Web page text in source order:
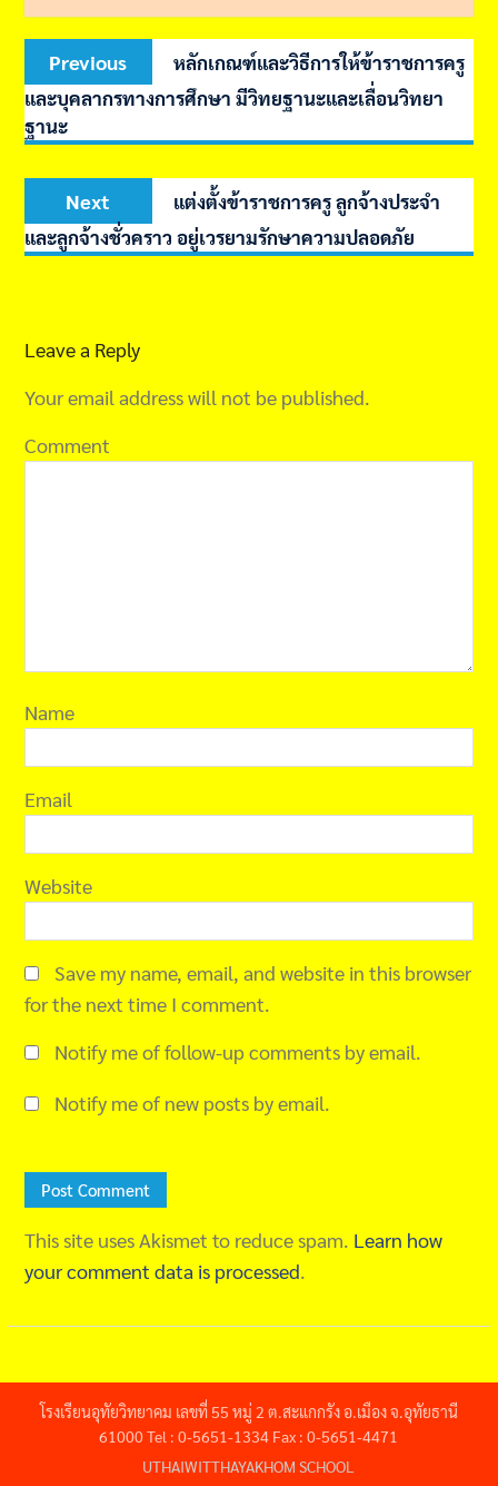
Post
navigation
Previous
Previous
post:
หลักเกณฑ์และวิธีการให้ข้าราชการครู
และบุคลากรทางการศึกษา มีวิทยฐานะและเลื่อนวิทยา
ฐานะ
Next
Next
post:
แต่งตั้งข้าราชการครู ลูกจ้างประจำ
และลูกจ้างชั่วคราว อยู่เวรยามรักษาความปลอดภัย
Leave a Reply
Your email address will not be published.
Comment
Name
Email
Website
Save my name, email, and website in this browser
for the next time I comment.
Notify me of follow-up comments by email.
Notify me of new posts by email.
This site uses Akismet to reduce spam. Learn how
your comment data is processed.
โรงเรียนอุทัยวิทยาคม เลขที่ 55 หมู่ 2 ต.สะแกกรัง อ.เมือง จ.อุทัยธานี
61000 Tel : 0-5651-1334 Fax : 0-5651-4471
UTHAIWITTHAYAKHOM SCHOOL